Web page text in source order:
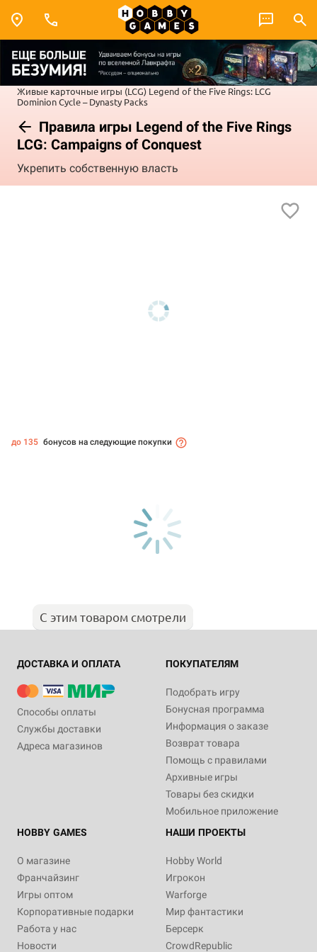
Живые карточные игры (LCG) Legend of the Five Rings: LCG
Dominion Cycle – Dynasty Packs
Правила игры Legend of the Five Rings
LCG: Campaigns of Conquest
Укрепить собственную власть
до 135 бонусов на следующие покупки
С этим товаром смотрели
ДОСТАВКА И ОПЛАТА
Способы оплаты
Службы доставки
Адреса магазинов
ПОКУПАТЕЛЯМ
Подобрать игру
Бонусная программа
Информация о заказе
Возврат товара
Помощь с правилами
Архивные игры
Товары без скидки
Мобильное приложение
HOBBY GAMES
О магазине
Франчайзинг
Игры оптом
Корпоративные подарки
Работа у нас
Новости
НАШИ ПРОЕКТЫ
Hobby World
Игрокон
Warforge
Мир фантастики
Берсерк
CrowdRepublic